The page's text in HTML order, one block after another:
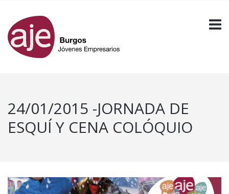
24/01/2015 -JORNADA DE
ESQUÍ Y CENA COLÓQUIO